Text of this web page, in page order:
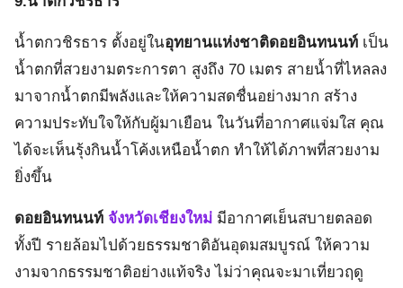
น้ำตกวชิรธาร ตั้งอยู่ในอุทยานแห่งชาติดอยอินทนนท์ เป็น
น้ำตกที่สวยงามตระการตา สูงถึง 70 เมตร สายน้ำที่ไหลลง
มาจากน้ำตกมีพลังและให้ความสดชื่นอย่างมาก สร้าง
ความประทับใจให้กับผู้มาเยือน ในวันที่อากาศแจ่มใส คุณ
ได้จะเห็นรุ้งกินน้ำโค้งเหนือน้ำตก ทำให้ได้ภาพที่สวยงาม
ยิ่งขึ้น
ดอยอินทนนท์ จังหวัดเชียงใหม่ มีอากาศเย็นสบายตลอด
ทั้งปี รายล้อมไปด้วยธรรมชาติอันอุดมสมบูรณ์ ให้ความ
งามจากธรรมชาติอย่างแท้จริง ไม่ว่าคุณจะมาเที่ยวฤดู